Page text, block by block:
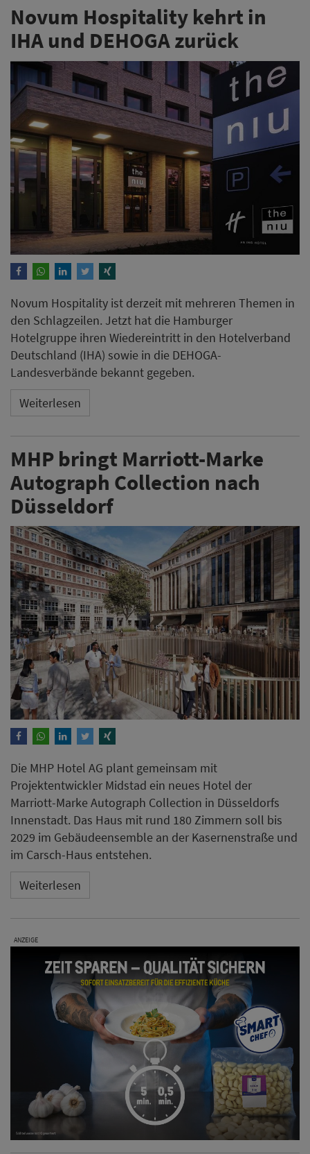
Novum Hospitality kehrt in
IHA und DEHOGA zurück
Novum Hospitality ist derzeit mit mehreren Themen in
den Schlagzeilen. Jetzt hat die Hamburger
Hotelgruppe ihren Wiedereintritt in den Hotelverband
Deutschland (IHA) sowie in die DEHOGA-
Landesverbände bekannt gegeben.
Weiterlesen
MHP bringt Marriott-Marke
Autograph Collection nach
Düsseldorf
Die MHP Hotel AG plant gemeinsam mit
Projektentwickler Midstad ein neues Hotel der
Marriott-Marke Autograph Collection in Düsseldorfs
Innenstadt. Das Haus mit rund 180 Zimmern soll bis
2029 im Gebäudeensemble an der Kasernenstraße und
im Carsch-Haus entstehen.
Weiterlesen
ANZEIGE